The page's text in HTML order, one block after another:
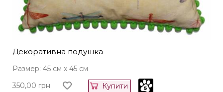
Декоративна подушка
Размер: 45 см x 45 см
350,00 грн Купити